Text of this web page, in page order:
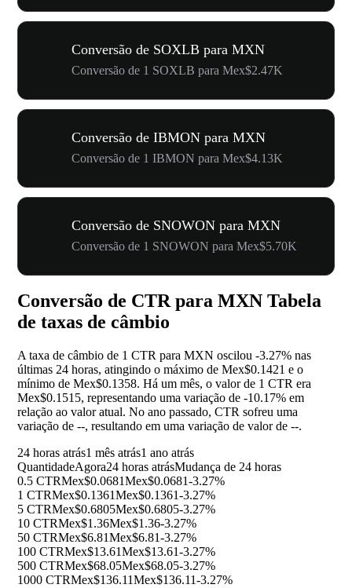
Conversão de SOXLB para MXN
Conversão de 1 SOXLB para Mex$2.47K
Conversão de IBMON para MXN
Conversão de 1 IBMON para Mex$4.13K
Conversão de SNOWON para MXN
Conversão de 1 SNOWON para Mex$5.70K
Conversão de CTR para MXN Tabela
de taxas de câmbio
A taxa de câmbio de 1 CTR para MXN oscilou -3.27% nas
últimas 24 horas, atingindo o máximo de Mex$0.1421 e o
mínimo de Mex$0.1358. Há um mês, o valor de 1 CTR era
Mex$0.1515, representando uma variação de -10.17% em
relação ao valor atual. No ano passado, CTR sofreu uma
variação de --, resultando em uma variação de valor de --.
24 horas atrás1 mês atrás1 ano atrás
QuantidadeAgora24 horas atrásMudança de 24 horas
0.5 CTRMex$0.0681Mex$0.0681-3.27%
1 CTRMex$0.1361Mex$0.1361-3.27%
5 CTRMex$0.6805Mex$0.6805-3.27%
10 CTRMex$1.36Mex$1.36-3.27%
50 CTRMex$6.81Mex$6.81-3.27%
100 CTRMex$13.61Mex$13.61-3.27%
500 CTRMex$68.05Mex$68.05-3.27%
1000 CTRMex$136.11Mex$136.11-3.27%